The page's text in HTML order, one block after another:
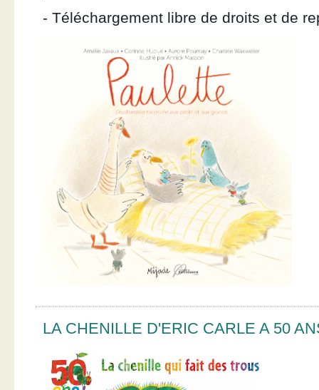
- Téléchargement libre de droits et de
LA CHENILLE D'ERIC CARLE A 50